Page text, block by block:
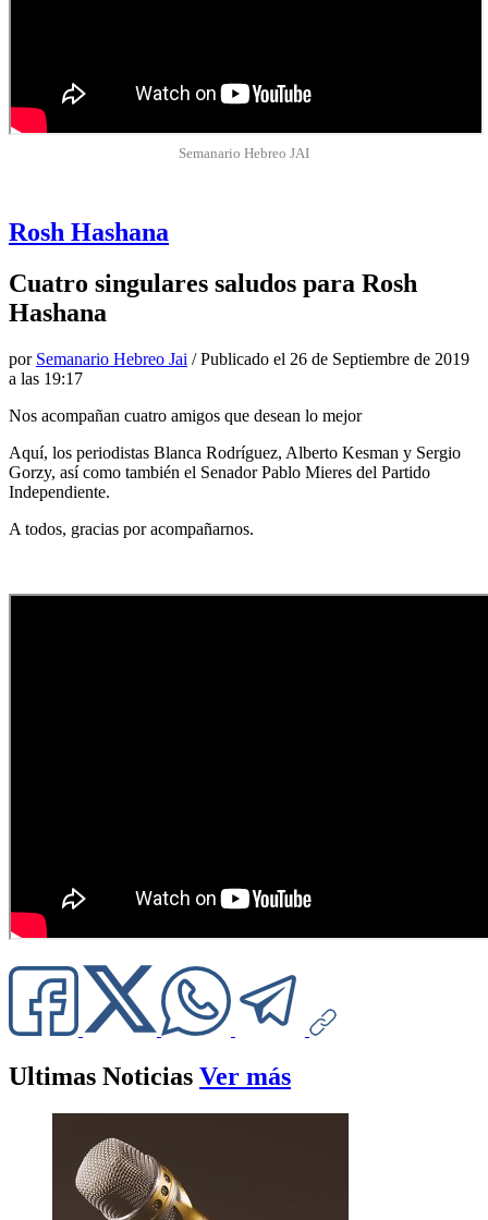
Semanario Hebreo JAI
Rosh Hashana
Cuatro singulares saludos para Rosh
Hashana
por Semanario Hebreo Jai / Publicado el 26 de Septiembre de 2019
a las 19:17
Nos acompañan cuatro amigos que desean lo mejor
Aquí, los periodistas Blanca Rodríguez, Alberto Kesman y Sergio
Gorzy, así como también el Senador Pablo Mieres del Partido
Independiente.
A todos, gracias por acompañarnos.
Ultimas Noticias Ver más